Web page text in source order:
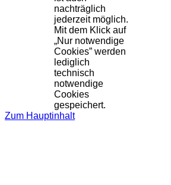
nachträglich
jederzeit möglich.
Mit dem Klick auf
„Nur notwendige
Cookies” werden
lediglich
technisch
notwendige
Cookies
gespeichert.
Zum Hauptinhalt